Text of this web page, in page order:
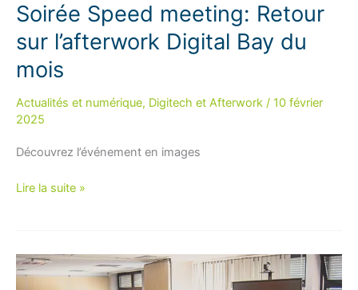
Soirée Speed meeting: Retour
sur l’afterwork Digital Bay du
mois
Actualités et numérique, Digitech et Afterwork / 10 février
2025
Découvrez l’événement en images
Soirée
sur
Lire la suite »